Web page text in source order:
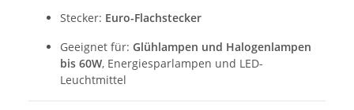
Stecker: Euro-Flachstecker
Geeignet für: Glühlampen und Halogenlampen
bis 60W, Energiesparlampen und LED-
Leuchtmittel